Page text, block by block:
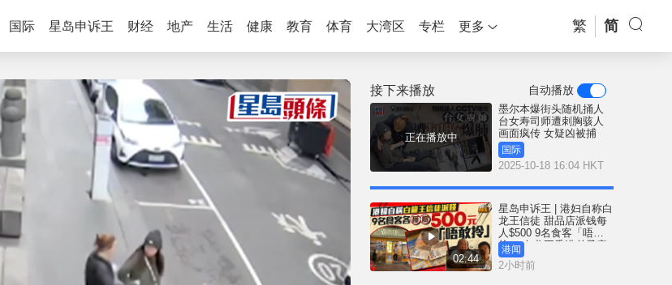
国际 星岛申诉王 财经 地产 生活 健康 教育 体育 大湾区 专栏 更多 繁 简
接下来播放 自动播放
正在播放中
墨尔本爆街头随机捅人
台女寿司师遭刺胸骇人
画面疯传 女疑凶被捕
国际
2025-10-18 16:04 HKT
02:44
星岛申诉王 | 港妇自称白
龙王信徒 甜品店派钱每
人$500 9名食客「唔敢
拎」 白龙王香港弟子亲
解谜团
港闻
2小时前